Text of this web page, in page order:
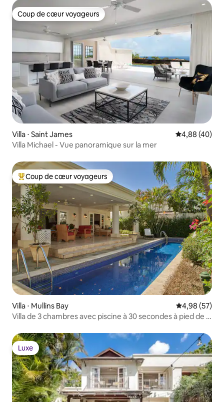
Coup de cœur voyageurs
Coup de cœur voyageurs
Villa ⋅ Saint James Évaluation
4,88 (40)
Villa Michael - Vue panoramique sur la mer
Coups de cœur voyageurs les plus appréciés
Coup de cœur voyageurs
Villa ⋅ Mullins Bay Évaluation
4,98 (57)
Villa de 3 chambres avec piscine à 30 secondes à pied de la
Luxe
Luxe